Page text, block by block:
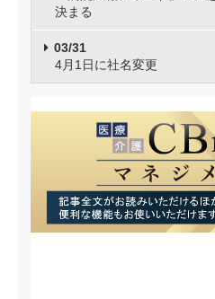
決まる
03/31
4月1日に社名変更